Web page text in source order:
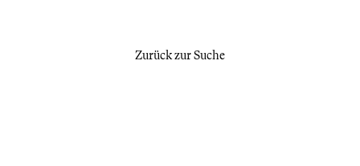
Zurück zur Suche